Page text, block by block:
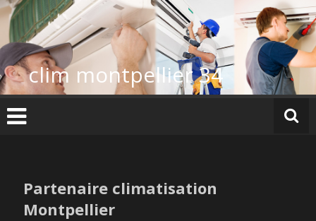
Skip
to
content
clim montpellier 34
Partenaire climatisation
Montpellier